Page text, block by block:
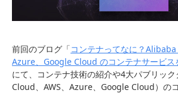
前回のブログ「コンテナってなに？Alibaba
Azure、Google Cloud のコンテナサービス
にて、コンテナ技術の紹介や4大パブリッ
Cloud、AWS、Azure、Google Cloud）の